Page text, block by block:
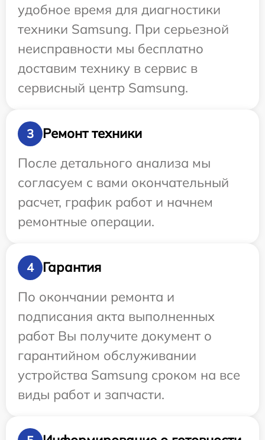
удобное время для диагностики
техники Samsung. При серьезной
неисправности мы бесплатно
доставим технику в сервис в
сервисный центр Samsung.
3
Ремонт техники
После детального анализа мы
согласуем с вами окончательный
расчет, график работ и начнем
ремонтные операции.
4
Гарантия
По окончании ремонта и
подписания акта выполненных
работ Вы получите документ о
гарантийном обслуживании
устройства Samsung сроком на все
виды работ и запчасти.